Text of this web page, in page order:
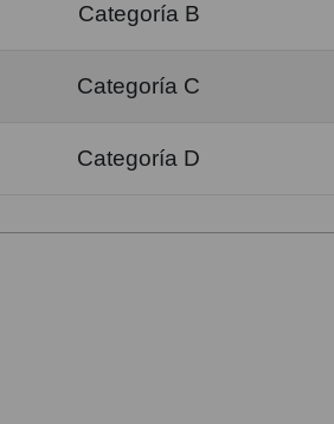
Categoría B
Categoría C
Categoría D